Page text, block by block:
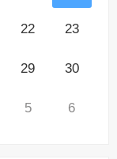
22 23
29 30
5 6